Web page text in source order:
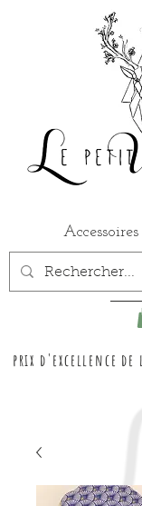
prix d'excellence